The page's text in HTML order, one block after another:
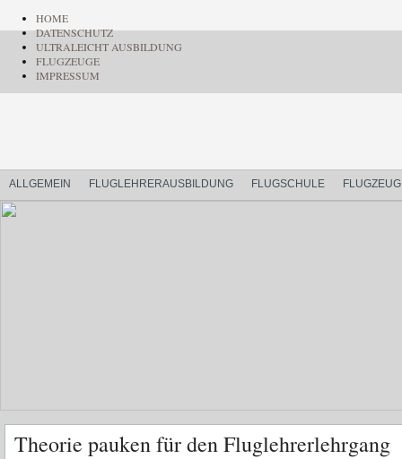
HOME
DATENSCHUTZ
ULTRALEICHT AUSBILDUNG
FLUGZEUGE
IMPRESSUM
ALLGEMEIN FLUGLEHRERAUSBILDUNG FLUGSCHULE FLUGZEUG
Theorie pauken für den Fluglehrerlehrgang